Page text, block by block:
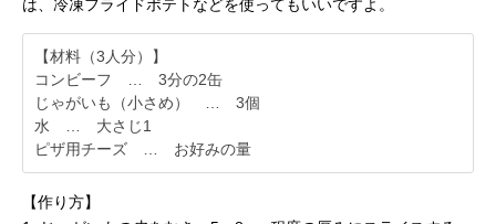
は、冷凍フライドポテトなどを使ってもいいですよ。
【材料（3人分）】
コンビーフ … 3分の2缶
じゃがいも（小さめ） … 3個
水 … 大さじ1
ピザ用チーズ … お好みの量
【作り方】